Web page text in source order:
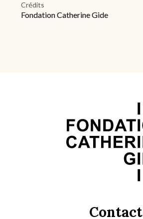
Crédits
Fondation Catherine Gide
Contact